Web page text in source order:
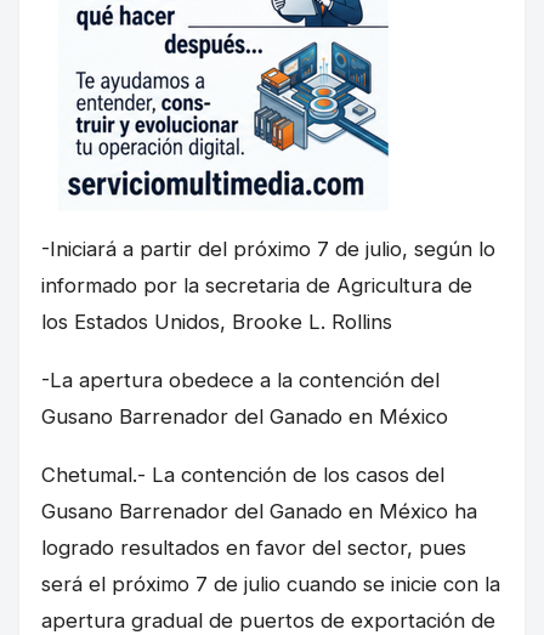
-Iniciará a partir del próximo 7 de julio, según lo
informado por la secretaria de Agricultura de
los Estados Unidos, Brooke L. Rollins
-La apertura obedece a la contención del
Gusano Barrenador del Ganado en México
Chetumal.- La contención de los casos del
Gusano Barrenador del Ganado en México ha
logrado resultados en favor del sector, pues
será el próximo 7 de julio cuando se inicie con la
apertura gradual de puertos de exportación de